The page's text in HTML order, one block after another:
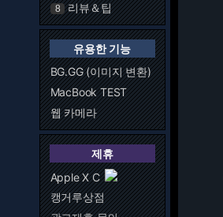
8 리뷰＆팁
유용한 기능
BG.GG (이미지 변환)
MacBook TEST
웹 카메라
제휴
Apple X C
캥거루상점